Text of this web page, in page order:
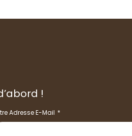
!
Adresse E-Mail